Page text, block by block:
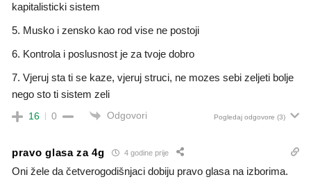
kapitalisticki sistem
5. Musko i zensko kao rod vise ne postoji
6. Kontrola i poslusnost je za tvoje dobro
7. Vjeruj sta ti se kaze, vjeruj struci, ne mozes sebi zeljeti bolje
nego sto ti sistem zeli
16 0 Odgovori Pogledaj odgovore (3)
pravo glasa za 4g 4 godine prije
Oni žele da četverogodišnjaci dobiju pravo glasa na izborima.